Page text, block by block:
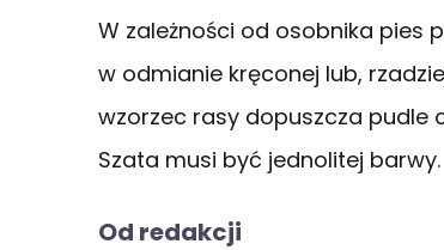
W zależności od osobnika pies
w odmianie kręconej lub,
wzorzec rasy dopuszcza pudle
Szata musi być jednolitej barwy.
Od redakcji